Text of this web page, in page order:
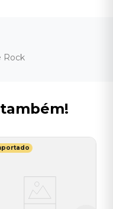
Rock